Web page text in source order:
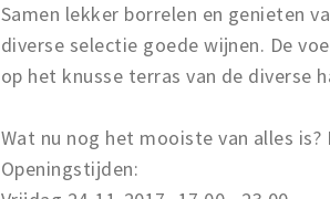
Samen lekker borrelen en genieten
diverse selectie goede wijnen. De
op het knusse terras van de diverse
Wat nu nog het mooiste van alles
Openingstijden: